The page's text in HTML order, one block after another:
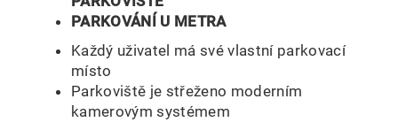
PARKOVÁNÍ U METRA
Každý uživatel má své vlastní parkovací
místo
Parkoviště je střeženo moderním
kamerovým systémem